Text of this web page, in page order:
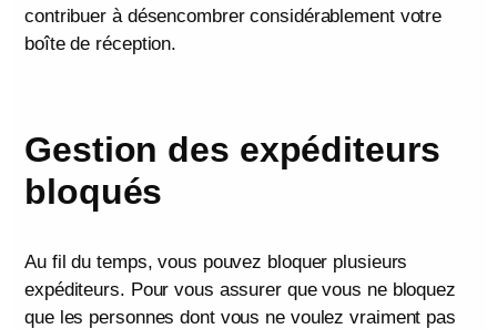
contribuer à désencombrer considérablement votre
boîte de réception.
Gestion des expéditeurs
bloqués
Au fil du temps, vous pouvez bloquer plusieurs
expéditeurs. Pour vous assurer que vous ne bloquez
que les personnes dont vous ne voulez vraiment pas